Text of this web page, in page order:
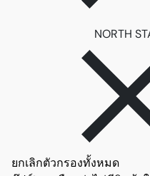
NORTH
ยกเลิกตัวกรองทั้งหมด